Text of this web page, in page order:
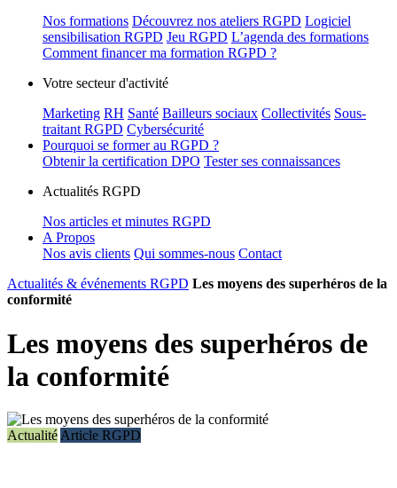
Nos formations Découvrez nos ateliers RGPD Logiciel
sensibilisation RGPD Jeu RGPD L’agenda des formations
Comment financer ma formation RGPD ?
Votre secteur d'activité
Marketing RH Santé Bailleurs sociaux Collectivités Sous-
traitant RGPD Cybersécurité
Pourquoi se former au RGPD ?
Obtenir la certification DPO Tester ses connaissances
Actualités RGPD
Nos articles et minutes RGPD
A Propos
Nos avis clients Qui sommes-nous Contact
Actualités & événements RGPD Les moyens des superhéros de la
conformité
Les moyens des superhéros de
la conformité
Actualité Article RGPD